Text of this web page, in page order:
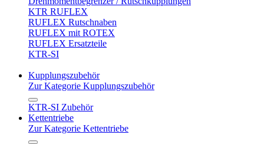
KTR RUFLEX
RUFLEX Rutschnaben
RUFLEX mit ROTEX
RUFLEX Ersatzteile
KTR-SI
Kupplungszubehör
Zur Kategorie Kupplungszubehör
KTR-SI Zubehör
Kettentriebe
Zur Kategorie Kettentriebe